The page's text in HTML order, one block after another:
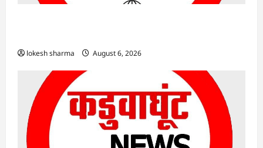
lokesh sharma August 6, 2026